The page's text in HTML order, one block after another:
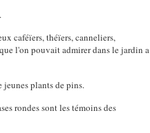
caféïers, théïers, canneliers,
l'on pouvait admirer dans le jardin a
jeunes plants de pins.
rondes sont les témoins des